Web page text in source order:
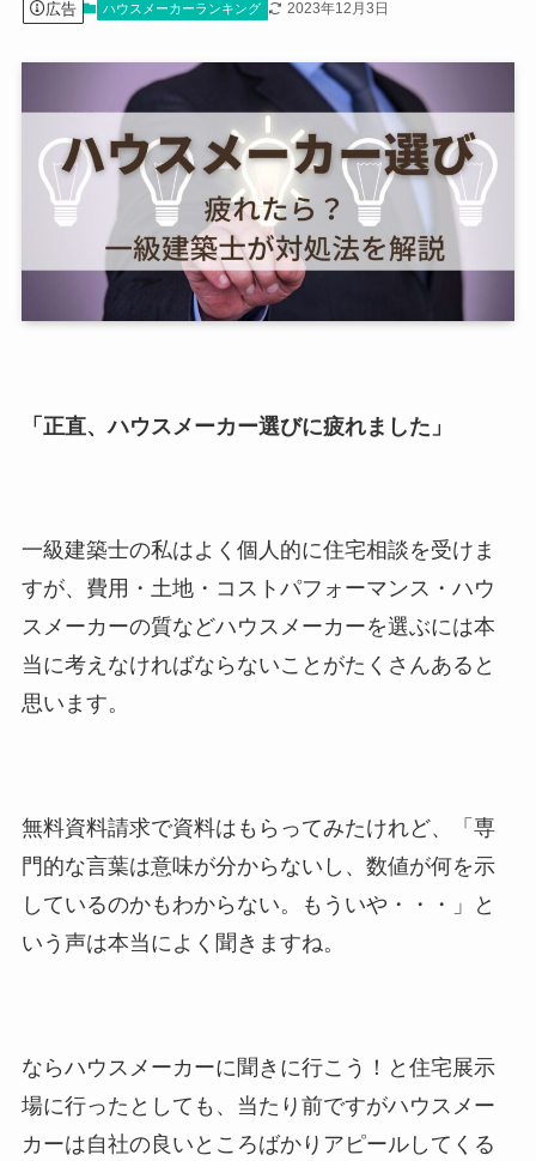
広告 ハウスメーカーランキング 2023年12月3日
「正直、ハウスメーカー選びに疲れました」
一級建築士の私はよく個人的に住宅相談を受けま
すが、費用・土地・コストパフォーマンス・ハウ
スメーカーの質などハウスメーカーを選ぶには本
当に考えなければならないことがたくさんあると
思います。
無料資料請求で資料はもらってみたけれど、「専
門的な言葉は意味が分からないし、数値が何を示
しているのかもわからない。もういや・・・」と
いう声は本当によく聞きますね。
ならハウスメーカーに聞きに行こう！と住宅展示
場に行ったとしても、当たり前ですがハウスメー
カーは自社の良いところばかりアピールしてくる